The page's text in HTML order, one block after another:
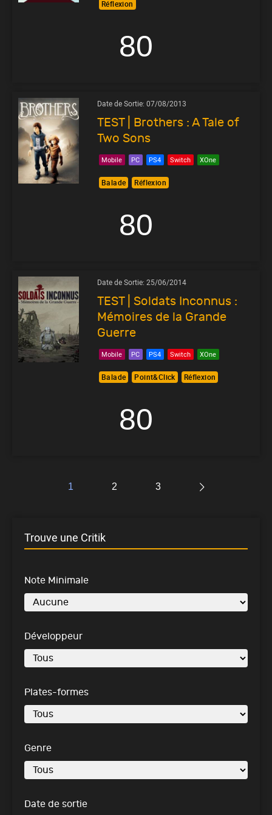
Réflexion
80
Date de Sortie: 07/08/2013
TEST | Brothers : A Tale of
Two Sons
Mobile PC PS4 Switch XOne
Balade Réflexion
80
Date de Sortie: 25/06/2014
TEST | Soldats Inconnus :
Mémoires de la Grande
Guerre
Mobile PC PS4 Switch XOne
Balade Point&Click Réflexion
80
1 2 3
Trouve une Critik
Note Minimale
Développeur
Plates-formes
Genre
Date de sortie